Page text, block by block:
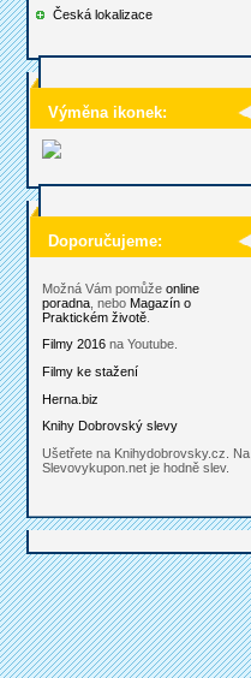
Česká lokalizace
Výměna ikonek:
Doporučujeme:
Možná Vám pomůže online
poradna , nebo Magazín o
Praktickém životě
Filmy 2016 na Youtube.
Filmy ke stažení
Herna.biz
Knihy Dobrovský slevy
Ušetřete na Knihydobrovsky.cz. Na
Slevovykupon.net je hodně slev.